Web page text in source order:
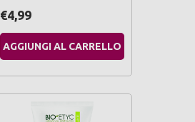
€4,99
AGGIUNGI AL CARRELLO